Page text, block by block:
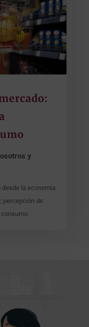
y
la economía
percepción de